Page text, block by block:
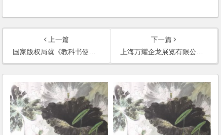
上一篇
国家版权局就《教科书使用作品支付报酬办法》（征求意见稿）公开征求意见
下一篇
上海万耀企龙展览有限公司与广东智展展览有限公司虚假宣传纠纷